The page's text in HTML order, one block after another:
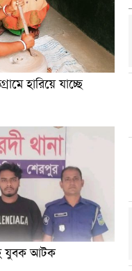
হারিয়ে যাচ্ছে
যুবক আটক